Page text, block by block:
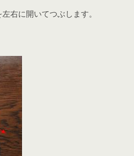
右に開いてつぶします。